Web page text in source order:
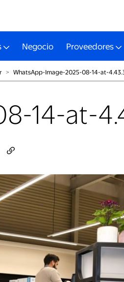
Negocio Proveedores
˃ WhatsApp-Image-2025-08-14-at-
14-at-